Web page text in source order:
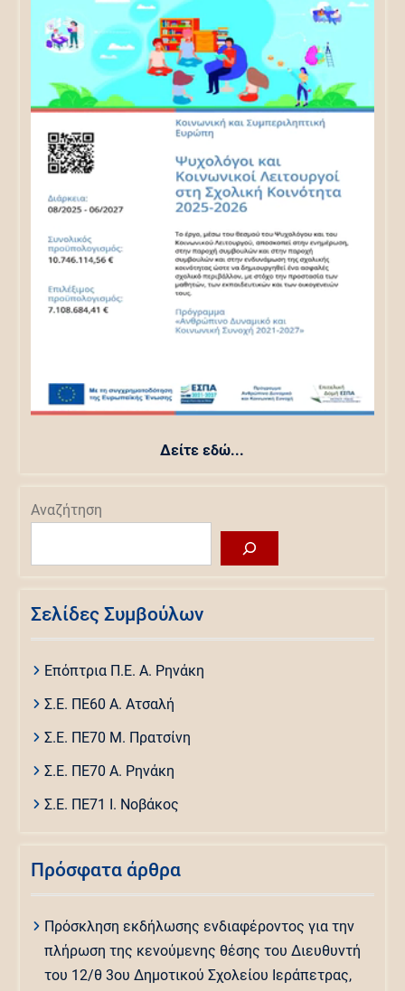
Δείτε εδώ...
Αναζήτηση
Σελίδες Συμβούλων
Επόπτρια Π.Ε. Α. Ρηνάκη
Σ.Ε. ΠΕ60 Α. Ατσαλή
Σ.Ε. ΠΕ70 Μ. Πρατσίνη
Σ.Ε. ΠΕ70 Α. Ρηνάκη
Σ.Ε. ΠΕ71 Ι. Νοβάκος
Πρόσφατα άρθρα
Πρόσκληση εκδήλωσης ενδιαφέροντος για την
πλήρωση της κενούμενης θέσης του Διευθυντή
του 12/θ 3ου Δημοτικού Σχολείου Ιεράπετρας,